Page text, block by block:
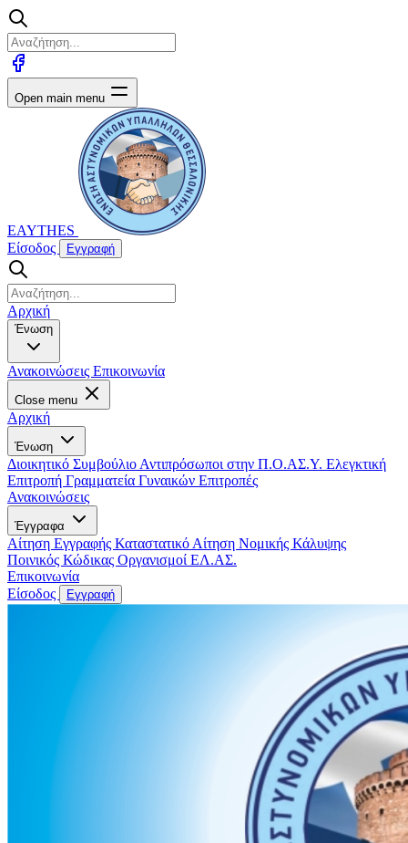
Open main menu
EAYTHES
Είσοδος
Εγγραφή
Αρχική
Ένωση
Ανακοινώσεις Επικοινωνία
Close menu
Αρχική
Ένωση
Διοικητικό Συμβούλιο Αντιπρόσωποι στην Π.Ο.ΑΣ.Υ. Ελεγκτική
Επιτροπή Γραμματεία Γυναικών Επιτροπές
Ανακοινώσεις
Έγγραφα
Αίτηση Εγγραφής Καταστατικό Αίτηση Νομικής Κάλυψης
Ποινικός Κώδικας Οργανισμοί ΕΛ.ΑΣ.
Επικοινωνία
Είσοδος
Εγγραφή